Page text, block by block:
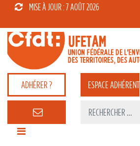
MISE À JOUR : 7 AOÛT 2026
ADHÉRER ? ESPACEADHÉRENT